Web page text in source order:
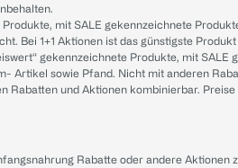
mit SALE gekennzeichnete
Bei 1+1 Aktionen ist das günstigste Produkt
gekennzeichnete Produkte, mit
Artikel sowie Pfand. Nicht mit anderen
Rabatten und Aktionen kombinierbar.
Rabatte oder andere